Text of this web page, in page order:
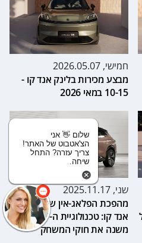
חמישי, 2026.05.07
מבצע מכירות בלינק אנד קו -
10-15 במאי 2026
שני, 2025.11.17
מהפכת הפלאג-אין של לינק
אנד קו: טכנולוגיית ה-EMP
משנה את חוקי המשחק
שלום 👋 אני
הצ'אטבוט של האתר!
צריך עזרה? התחל
שיחה.